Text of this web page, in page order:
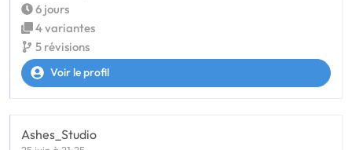
6 jours
4 variantes
5 révisions
Voir le profil
Ashes_Studio